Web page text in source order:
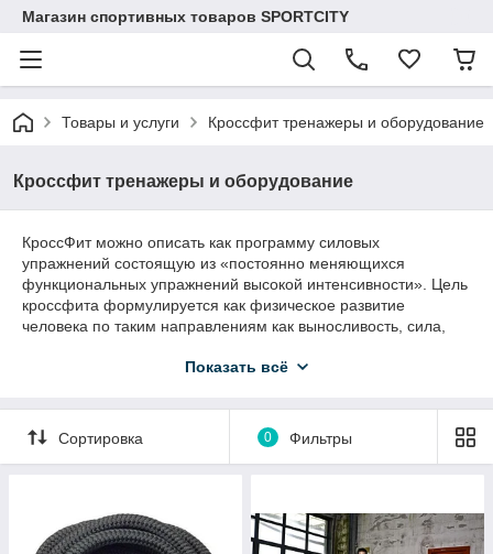
Магазин спортивных товаров SPORTCITY
Товары и услуги Кроссфит тренажеры и оборудование
Кроссфит тренажеры и оборудование
КроссФит можно описать как программу силовых
упражнений состоящую из «постоянно меняющихся
функциональных упражнений высокой интенсивности». Цель
кроссфита формулируется как физическое развитие
человека по таким направлениям как выносливость, сила,
улучшение работоспособности сердечно-сосудистой и
др. Программа возникла, когда появилась необходимость
тренировки, подходящей для любого вида спорта (для
людей различного уровня подготовки).
Показать всё
Сортировка 0 Фильтры